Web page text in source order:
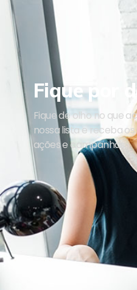
Fique por
Fique de olho no que
nossa lista e receba
ações e campanhas.